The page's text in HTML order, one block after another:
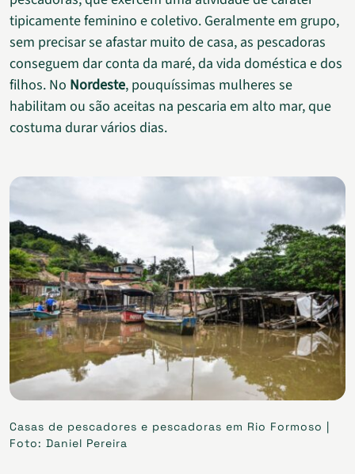
tipicamente feminino e coletivo. Geralmente em grupo,
sem precisar se afastar muito de casa, as pescadoras
conseguem dar conta da maré, da vida doméstica e dos
filhos. No Nordeste, pouquíssimas mulheres se
habilitam ou são aceitas na pescaria em alto mar, que
costuma durar vários dias.
Casas de pescadores e pescadoras em Rio Formoso |
Foto: Daniel Pereira